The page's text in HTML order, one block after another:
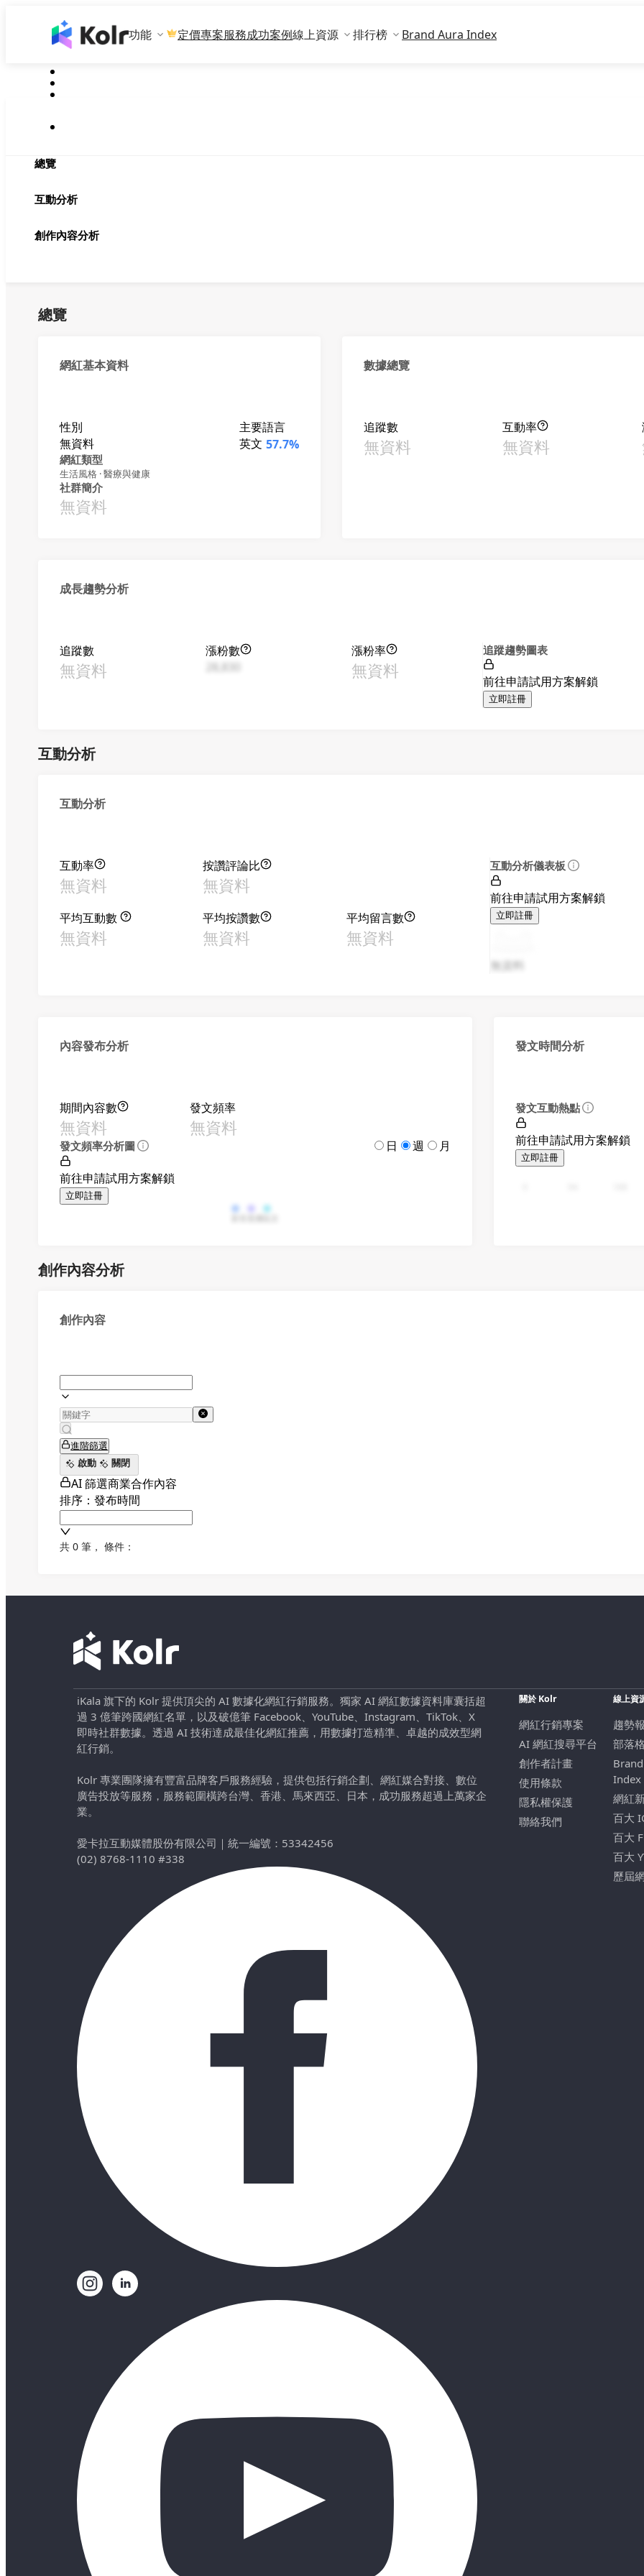
功能 定價專案服務成功案例線上資源 排行榜 Brand Aura Index
總覽
互動分析
創作內容分析
總覽
網紅基本資料
性別
無資料
主要語言
英文 57.7%
網紅類型
生活風格 · 醫療與健康
社群簡介
無資料
數據總覽
追蹤數
無資料
互動率
無資料
成長趨勢分析
追蹤數
無資料
漲粉數
漲粉率
無資料
追蹤趨勢圖表
前往申請試用方案解鎖
立即註冊
互動分析
互動分析
互動率
無資料
按讚評論比
無資料
平均互動數
無資料
平均按讚數
無資料
平均留言數
無資料
互動分析儀表板
前往申請試用方案解鎖
立即註冊
無資料
內容發布分析
期間內容數
無資料
發文頻率
無資料
發文頻率分析圖 日 週 月
前往申請試用方案解鎖
立即註冊
發文時間分析
發文互動熱點
前往申請試用方案解鎖
立即註冊
創作內容分析
創作內容
進階篩選
啟動
關閉
AI 篩選商業合作內容
排序：發布時間
共 0 筆 ， 條件：
iKala 旗下的 Kolr 提供頂尖的 AI 數據化網紅行銷服務。獨家 AI 網紅數據資料庫囊括超
過 3 億筆跨國網紅名單，以及破億筆 Facebook、YouTube、Instagram、TikTok、X
即時社群數據。透過 AI 技術達成最佳化網紅推薦，用數據打造精準、卓越的成效型網
紅行銷。
Kolr 專業團隊擁有豐富品牌客戶服務經驗，提供包括行銷企劃、網紅媒合對接、數位
廣告投放等服務，服務範圍橫跨台灣、香港、馬來西亞、日本，成功服務超過上萬家企
業。
愛卡拉互動媒體股份有限公司 ｜ 統一編號：53342456
(02) 8768-1110 #338
關於 Kolr
網紅行銷專案
AI 網紅搜尋平台
創作者計畫
使用條款
隱私權保護
聯絡我們
線上資
趨勢
部落格
Index
網紅
百大
百大
百大
歷屆